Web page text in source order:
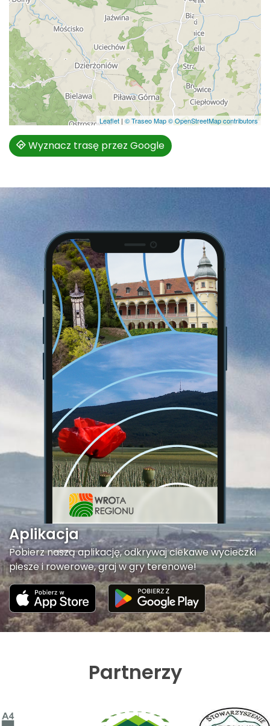
Leaflet | © Traseo Map© OpenStreetMap contributors
Wyznacz trasę przez Google
Aplikacja
Pobierz naszą aplikację, odkrywaj ciekawe wycieczki
piesze i rowerowe, graj w gry terenowe!
Partnerzy